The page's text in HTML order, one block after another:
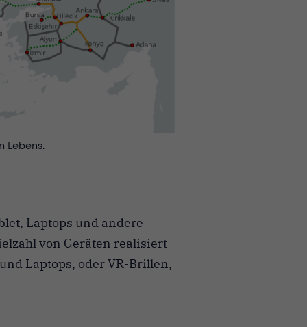
Lebens.
Laptops und andere
von Geräten realisiert
Laptops, oder VR-Brillen,